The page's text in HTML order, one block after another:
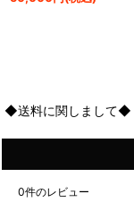
◆送料に関しまして◆
0件のレビュー